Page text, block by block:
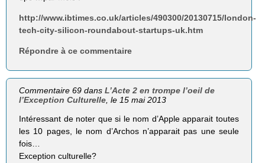
http://www.ibtimes.co.uk/articles/490300/20130715/london-
tech-city-silicon-roundabout-startups-uk.htm
Répondre à ce commentaire
Commentaire 69 dansL’Acte 2 en trompe l’oeil de
l’Exception Culturelle , le 15 mai 2013
Intéressant de noter que si le nom d’Apple apparait toutes
les 10 pages, le nom d’Archos n’apparait pas une seule
fois…
Exception culturelle?